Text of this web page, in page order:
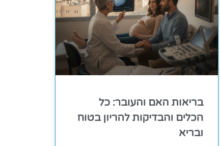
בריאות האם והעובר: כל
הכלים והבדיקות להריון בטוח
ובריא